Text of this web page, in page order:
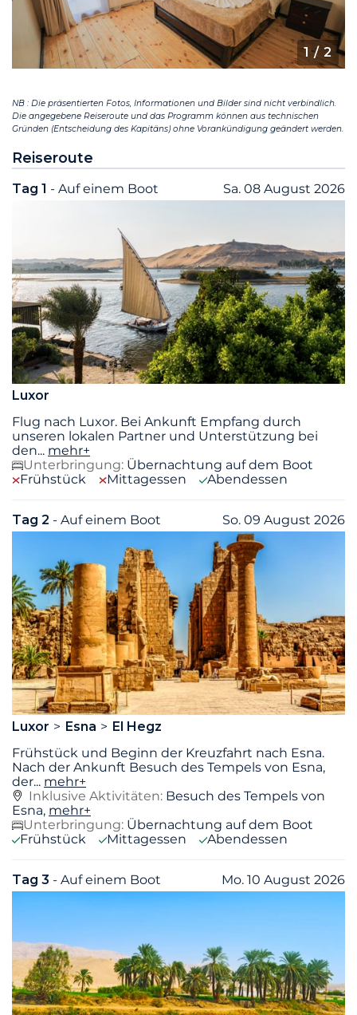
1 / 2
NB : Die präsentierten Fotos, Informationen und Bilder sind nicht verbindlich.
Die angegebene Reiseroute und das Programm können aus technischen
Gründen (Entscheidung des Kapitäns) ohne Vorankündigung geändert werden.
Reiseroute
Tag 1 - Auf einem Boot Sa. 08 August 2026
Luxor
Flug nach Luxor. Bei Ankunft Empfang durch
unseren lokalen Partner und Unterstützung bei
den... mehr+
Unterbringung: Übernachtung auf dem Boot
Frühstück
Mittagessen Abendessen
Tag 2 - Auf einem Boot So. 09 August 2026
Luxor Esna
El Hegz
Frühstück und Beginn der Kreuzfahrt nach Esna.
Nach der Ankunft Besuch des Tempels von Esna,
der... mehr+
Inklusive Aktivitäten: Besuch des Tempels von
Esna, mehr+
Unterbringung: Übernachtung auf dem Boot
Frühstück
Mittagessen Abendessen
Tag 3 - Auf einem Boot Mo. 10 August 2026